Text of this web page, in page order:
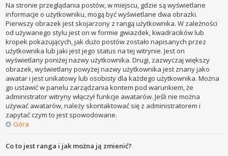
Na stronie przeglądania postów, w miejscu, gdzie są wyświetlane
informacje o użytkowniku, mogą być wyświetlane dwa obrazki.
Pierwszy obrazek jest skojarzony z rangą użytkownika. W zależności
od używanego stylu jest on w formie gwiazdek, kwadracików lub
kropek pokazujących, jak dużo postów zostało napisanych przez
użytkownika lub jaki jest jego status na tej witrynie. Jest on
wyświetlany poniżej nazwy użytkownika. Drugi, zazwyczaj większy
obrazek, wyświetlany powyżej nazwy użytkownika jest znany jako
awatar i jest unikatowy lub osobisty dla każdego użytkownika. Można
go ustawić w panelu zarządzania kontem pod warunkiem, że
administrator witryny włączył funkcje awatarów. Jeśli nie można
używać awatarów, należy skontaktować się z administratorem i
zapytać czym to jest spowodowane.
Góra
Co to jest ranga i jak można ją zmienić?